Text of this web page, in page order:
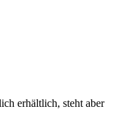
erhältlich, steht aber